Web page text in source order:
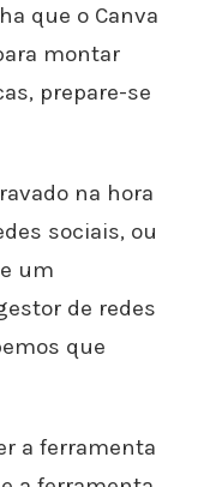
que o Canva
montar
prepare-se
na hora
sociais, ou
um
de redes
que
a ferramenta